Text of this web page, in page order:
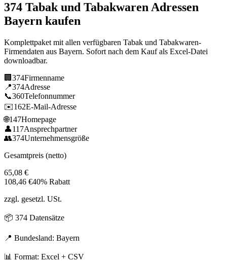
374 Tabak und Tabakwaren Adressen
Bayern kaufen
Komplettpaket mit allen verfügbaren Tabak und Tabakwaren-
Firmendaten aus Bayern. Sofort nach dem Kauf als Excel-Datei
downloadbar.
🏢 374Firmenname
📍374Adresse
📞360Telefonnummer
✉️162E-Mail-Adresse
🌐147Homepage
👤117Ansprechpartner
👥374Unternehmensgröße
Gesamtpreis (netto)
65,08 €
108,46 €40% Rabatt
zzgl. gesetzl. USt.
📦 374 Datensätze
📍 Bundesland: Bayern
📊 Format: Excel + CSV